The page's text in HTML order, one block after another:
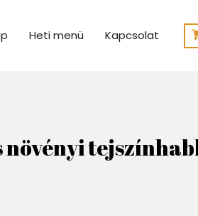
Heti menü Kapcsolat
növényi
Ft
Ft